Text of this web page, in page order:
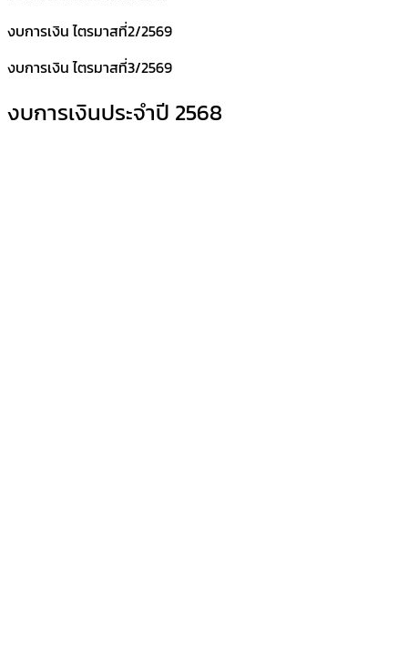
งบการเงิน ไตรมาสที่2/2569
งบการเงิน ไตรมาสที่3/2569
งบการเงินประจำปี 2568